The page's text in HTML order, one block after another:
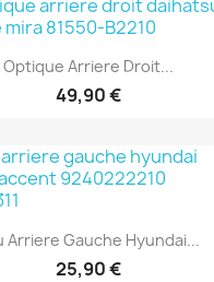
Aperçu rapide
Optique Arriere Droit...
49,90 €
Aperçu rapide
Arriere Gauche Hyundai...
25,90 €